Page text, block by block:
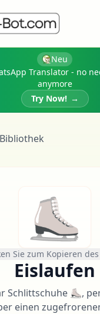
Neu
Translator - no
anymore
Try Now! →
⛸
Sie zum Kopieren
Eislaufen
Schlittschuhe ⛸,
einen